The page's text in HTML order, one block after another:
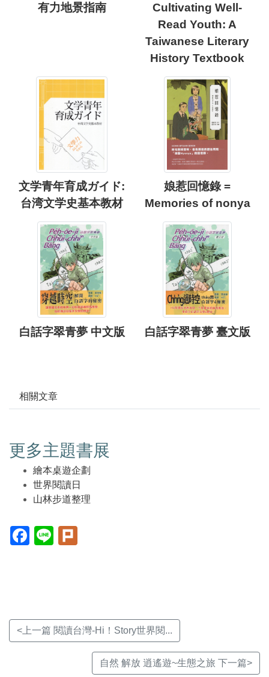
有力地景指南
Cultivating Well-
Read Youth: A
Taiwanese Literary
History Textbook
文学青年育成ガイド:
台湾文学史基本教材
娘惹回憶錄 =
Memories of nonya
白話字翠青夢 中文版 白話字翠青夢 臺文版
相關文章
更多主題書展
繪本桌遊企劃
世界閱讀日
山林步道整理
Facebook(另
開
Line(另
開
<上一篇 閱讀台灣-Hi！Story世界閱...
自然 解放 逍遙遊~生態之旅 下一篇>